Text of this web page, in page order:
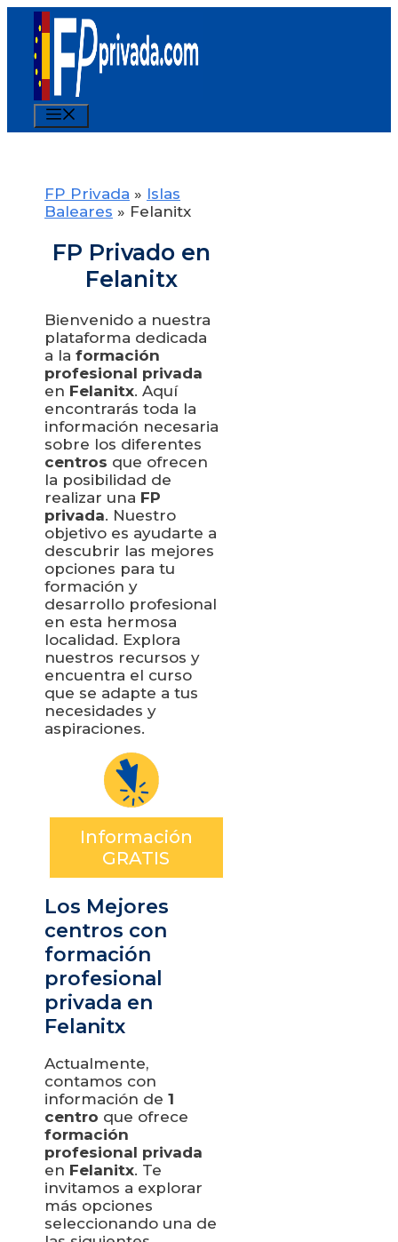
Saltar
contenido
FP Privada » Islas
Baleares » Felanitx
FP Privado en
Felanitx
Bienvenido a nuestra
plataforma dedicada
a la formación
profesional privada
en Felanitx. Aquí
encontrarás toda la
información necesaria
sobre los diferentes
centros que ofrecen
la posibilidad de
realizar una FP
privada. Nuestro
objetivo es ayudarte a
descubrir las mejores
opciones para tu
formación y
desarrollo profesional
en esta hermosa
localidad. Explora
nuestros recursos y
encuentra el curso
que se adapte a tus
necesidades y
aspiraciones.
Información
GRATIS
Los Mejores
centros con
formación
profesional
privada en
Felanitx
Actualmente,
contamos con
información de 1
centro que ofrece
formación
profesional privada
en Felanitx. Te
invitamos a explorar
más opciones
seleccionando una de